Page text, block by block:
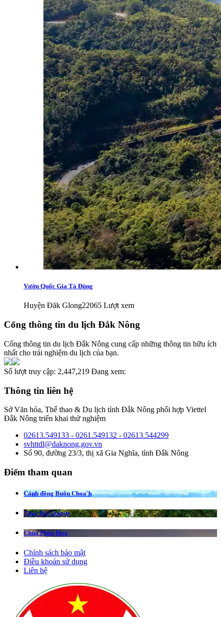
Vườn Quốc Gia Tà Đùng
Huyện Đăk Glong22065 Lượt xem
Cổng thông tin du lịch Đắk Nông
Cổng thông tin du lịch Đắk Nông cung cấp những thông tin hữu ích
nhất cho trải nghiệm du lịch của bạn.
Số lượt truy cập: 2,447,219 Đang xem:
Thông tin liên hệ
Sở Văn hóa, Thể thao & Du lịch tỉnh Đắk Nông phối hợp Viettel
Đắk Nông triển khai thử nghiệm
02613.549133 - 0261.549132 - 02613.544299
svhttdl@daknong.gov.vn
Số 90, đường 23/3, thị xã Gia Nghĩa, tỉnh Đắk Nông
Điểm tham quan
Cánh đồng Buôn Choa'h
Thác Đá Granite
Chùa Pháp Hoa
Chính sách bảo mật
Điều khoản sử dụng
Liên hệ